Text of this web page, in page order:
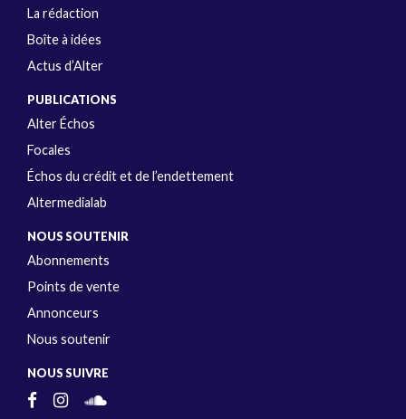
La rédaction
Boîte à idées
Actus d’Alter
PUBLICATIONS
Alter Échos
Focales
Échos du crédit et de l’endettement
Altermedialab
NOUS SOUTENIR
Abonnements
Points de vente
Annonceurs
Nous soutenir
NOUS SUIVRE